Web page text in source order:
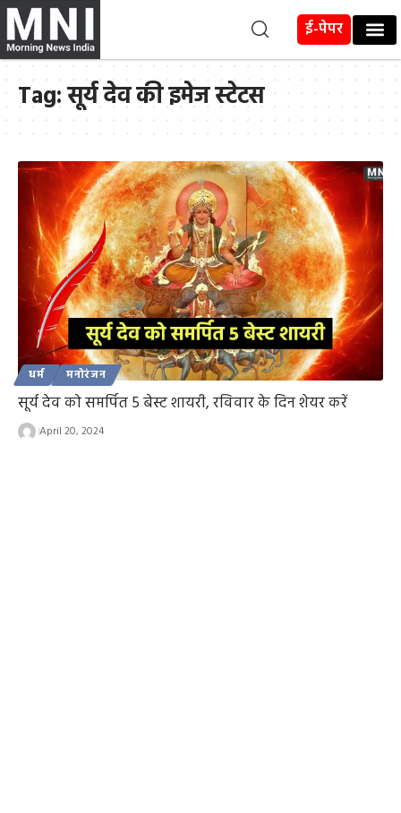
ई-पेपर
Tag:सूर्य देव की इमेज स्टेटस
धर्म मनोरंजन
सूर्य देव को समर्पित 5 बेस्ट शायरी, रविवार के दिन शेयर करें
April 20, 2024